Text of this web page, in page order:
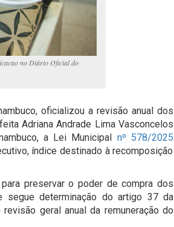
no Diário Oficial do
oficializou a revisão anual dos
Adriana Andrade Lima Vasconcelos
a Lei Municipal nº 578/2025
índice destinado à recomposição
preservar o poder de compra dos
segue determinação do artigo 37 da
geral anual da remuneração do